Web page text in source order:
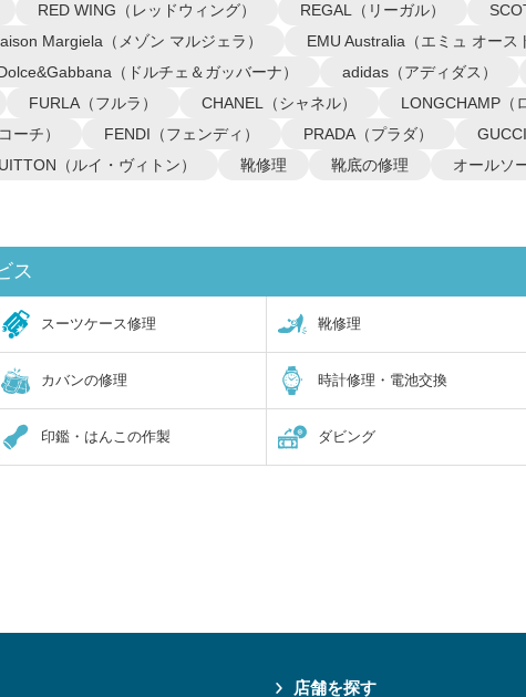
RED WING（レッドウィング） REGAL（リーガル）
Margiela（メゾン マルジェラ）
EMU Australia（エミュ オース
（ドルチェ＆ガッバーナ） adidas（アディダス）
FURLA（フルラ） CHANEL（シャネル）
LONGCHAMP（
ーチ） FENDI（フェンディ） PRADA（プラダ）
（ルイ・ヴィトン） 靴修理 靴底の修理 オールソ
ス
スーツケース修理 靴修理
カバンの修理 時計修理・電池交換
印鑑・はんこの作製 ダビング
店舗を探す